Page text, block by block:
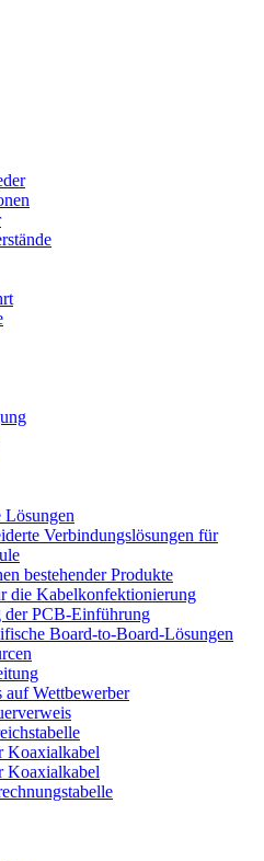
Lösungen
Verbindungslösungen für
bestehender Produkte
die Kabelkonfektionierung
der PCB-Einführung
Board-to-Board-Lösungen
auf Wettbewerber
Koaxialkabel
Koaxialkabel